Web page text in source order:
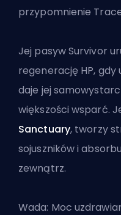
przypomnienie
Jej pasyw Survivor
regenerację HP, gdy
daje jej
większości wsparć.
Sanctuary, tworzy
sojuszników i
zewnątrz.
Wada: Moc